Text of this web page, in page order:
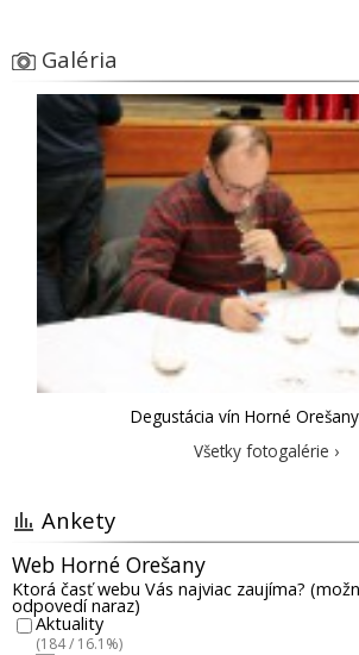
Galéria
Degustácia vín Horné
Všetky fotogalérie ›
Ankety
Web Horné Orešany
Ktorá časť webu Vás najviac zaujíma?
odpovedí naraz)
Aktuality
(184 / 16.1%)